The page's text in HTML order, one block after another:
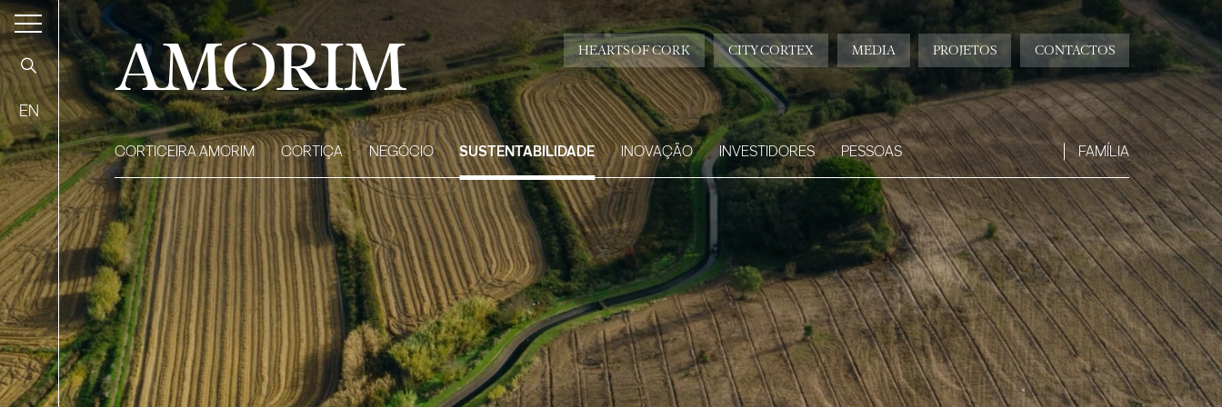
EN
AMORIM CONTACTOS
PROJETOS
MEDIA
CITY CORTEX
HEARTS OF CORK
CORTICEIRA AMORIM CORTIÇA NEGÓCIO SUSTENTABILIDADE INOVAÇÃO INVESTIDORES PESSOAS FAMÍLIA